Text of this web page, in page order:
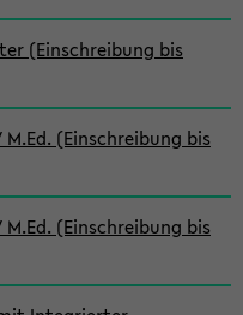
(Einschreibung bis
(Einschreibung bis
(Einschreibung bis